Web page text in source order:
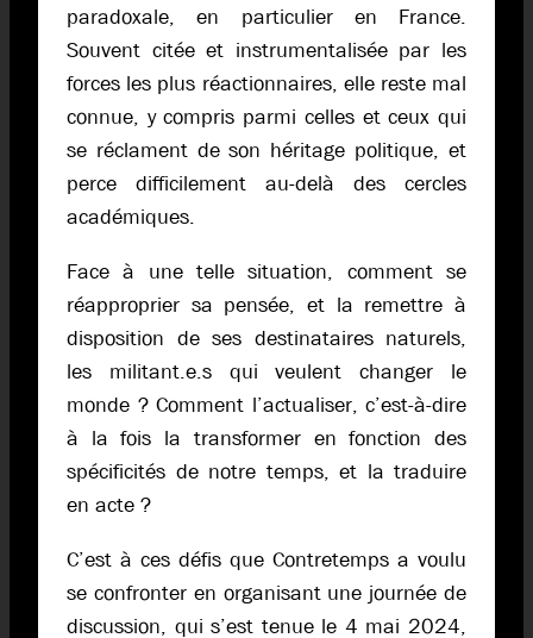
paradoxale, en particulier en France.
Souvent citée et instrumentalisée par les
forces les plus réactionnaires, elle reste mal
connue, y compris parmi celles et ceux qui
se réclament de son héritage politique, et
perce difficilement au-delà des cercles
académiques.
Face à une telle situation, comment se
réapproprier sa pensée, et la remettre à
disposition de ses destinataires naturels,
les militant.e.s qui veulent changer le
monde ? Comment l’actualiser, c’est-à-dire
à la fois la transformer en fonction des
spécificités de notre temps, et la traduire
en acte ?
C’est à ces défis que Contretemps a voulu
se confronter en organisant une journée de
discussion, qui s’est tenue le 4 mai 2024,